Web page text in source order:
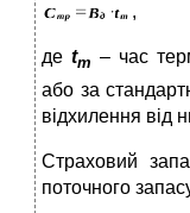
,
де tт – час
або за
відхилення від
Страховий
поточного